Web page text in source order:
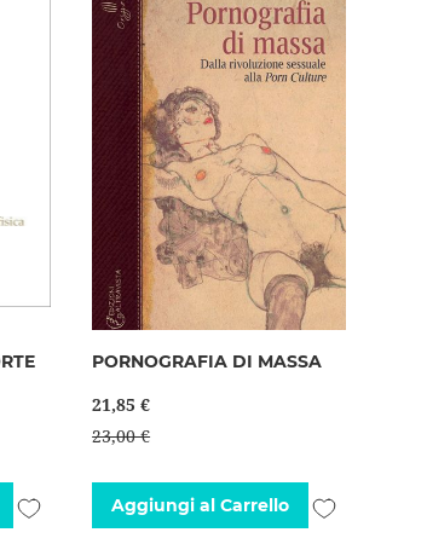
Aggiungi
PORNOGRAFIA DI MASSA
21,85 €
23,00 €
Aggiungi al Carrello
Aggiungi